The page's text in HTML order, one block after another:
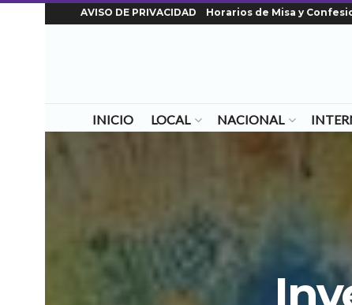
AVISO DE PRIVACIDAD Horarios de Misa y
INICIO LOCAL NACIONAL